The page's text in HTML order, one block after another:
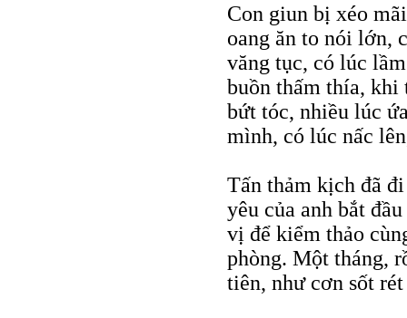
Con giun bị xéo
oang ăn to nói lớn,
văng tục, có lúc
buồn thấm thía, khi
bứt tóc, nhiều lúc
mình, có lúc nấc
Tấn thảm kịch đã
yêu của anh bắt
vị để kiểm thảo
phòng. Một tháng,
tiên, như cơn sốt